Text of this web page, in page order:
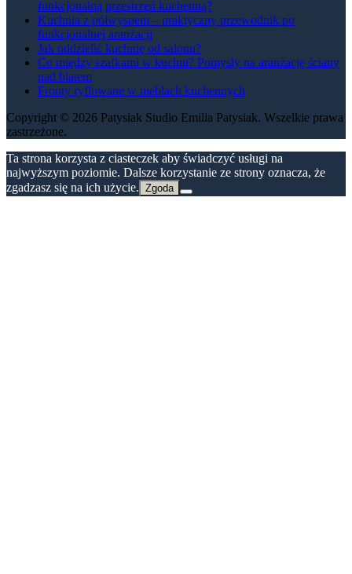
funkcjonalną przestrzeń kuchenną?
Kuchnia z półwyspem – praktyczny przewodnik po
funkcjonalnej aranżacji
Jak oddzielić kuchnię od salonu?
Co między szafkami w kuchni? Pomysły na aranżację ściany
nad blatem
Fronty ryflowane w meblach kuchennych
Copyright © 2026 Patysiak Studio Emilia Patysiak. Wszelkie prawa
zastrzeżone.
Ta strona korzysta z ciasteczek aby świadczyć usługi na
najwyższym poziomie. Dalsze korzystanie ze strony oznacza, że
zgadzasz się na ich użycie. Zgoda